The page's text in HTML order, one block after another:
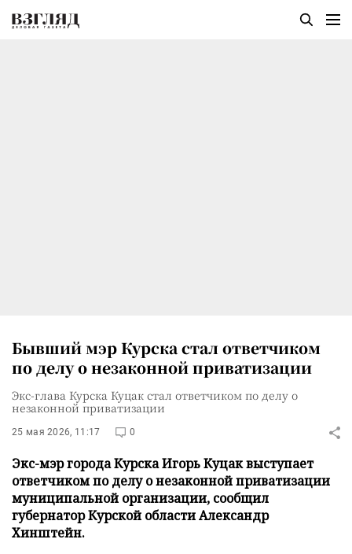
Бывший мэр Курска стал ответчиком
по делу о незаконной приватизации
Экс-глава Курска Куцак стал ответчиком по делу о
незаконной приватизации
25 мая 2026, 11:17 0
Экс-мэр города Курска Игорь Куцак выступает
ответчиком по делу о незаконной приватизации
муниципальной организации, сообщил
губернатор Курской области Александр
Хинштейн.